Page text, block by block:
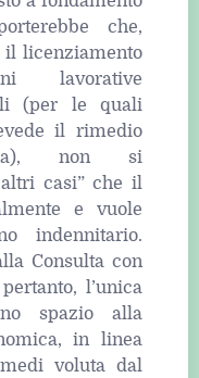
che,
licenziamento
lavorative
(per le quali
il rimedio
non si
casi” che il
e vuole
indennitario.
Consulta con
l’unica
spazio alla
in linea
voluta dal